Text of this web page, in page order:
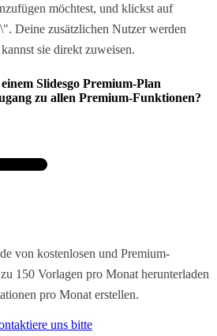
möchtest, und klickst auf
Deine zusätzlichen Nutzer werden
sie direkt zuweisen.
Slidesgo Premium-Plan
zu allen Premium-Funktionen?
von kostenlosen und Premium-
150 Vorlagen pro Monat herunterladen
pro Monat erstellen.
uns bitte